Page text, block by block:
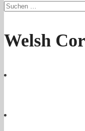
Suchen
Welsh